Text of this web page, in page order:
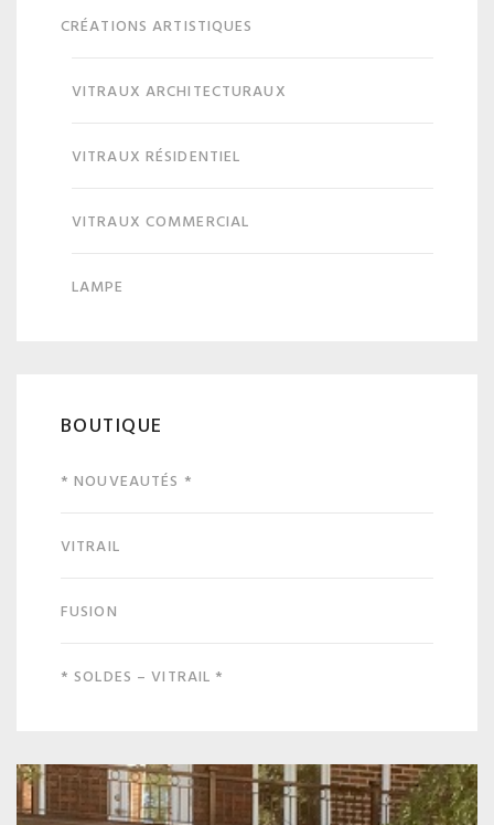
CRÉATIONS ARTISTIQUES
VITRAUX ARCHITECTURAUX
VITRAUX RÉSIDENTIEL
VITRAUX COMMERCIAL
LAMPE
BOUTIQUE
* NOUVEAUTÉS *
VITRAIL
FUSION
* SOLDES – VITRAIL *